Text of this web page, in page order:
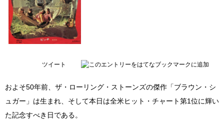
ツイート
およそ50年前、ザ・ローリング・ストーンズの傑作「ブラウン・シ
ュガー」は生まれ、そして本日は全米ヒット・チャート第1位に輝い
た記念すべき日である。